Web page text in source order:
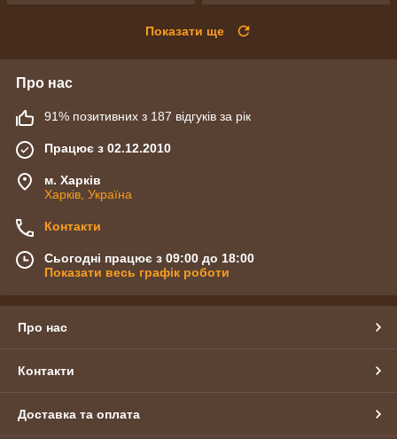
Показати ще
Про нас
91% позитивних з 187 відгуків за рік
Працює з 02.12.2010
м. Харків
Харків, Україна
Контакти
Сьогодні працює з 09:00 до 18:00
Показати весь графік роботи
Про нас
Контакти
Доставка та оплата